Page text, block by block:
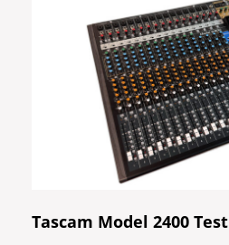
Tascam Model 2400 Test